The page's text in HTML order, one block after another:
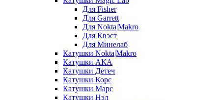
Для Fisher
Для Garrett
Для Nokta|Makro
Для Квэст
Для Минелаб
Катушки Nokta|Makro
Катушки АКА
Катушки Детеч
Катушки Корс
Катушки Марс
Катушки Нэл